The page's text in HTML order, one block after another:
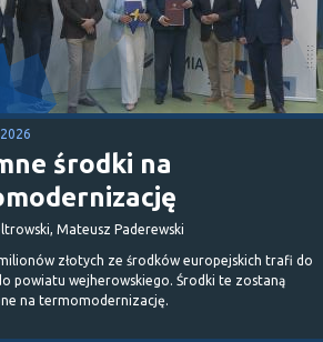
środki na
Mateusz Paderewski
złotych ze środków europejskich trafi do
powiatu wejherowskiego. Środki te zostaną
na termomodernizację.